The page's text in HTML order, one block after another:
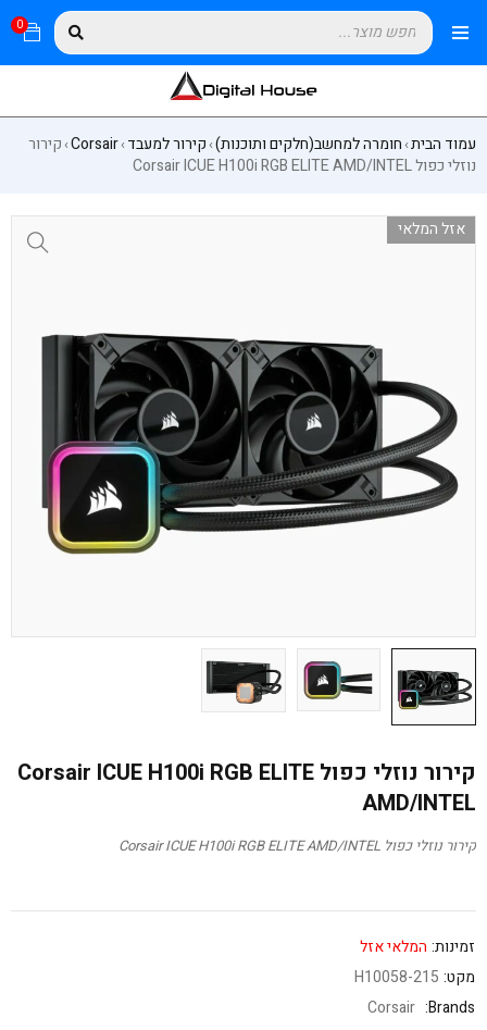
0
עמוד הבית›חומרה למחשב(חלקים ותוכנות)›קירור למעבד›
Corsair
›קירור
נוזלי כפול Corsair ICUE H100i RGB ELITE AMD/INTEL
אזל המלאי
קירור נוזלי כפול Corsair ICUE H100i RGB ELITE
AMD/INTEL
קירור נוזלי כפול Corsair ICUE H100i RGB ELITE AMD/INTEL
זמינות: המלאי אזל
מקט: 215-H10058
Brands:
Corsair